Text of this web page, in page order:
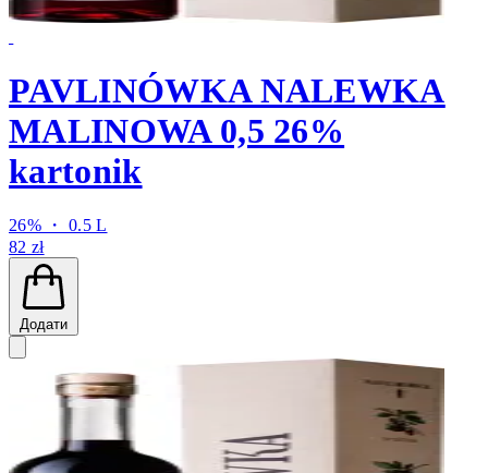
PAVLINÓWKA NALEWKA
MALINOWA 0,5 26%
kartonik
26% ・ 0.5 L
82 zł
Додати